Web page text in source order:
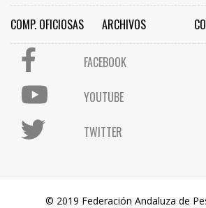
COMP. OFICIOSAS ARCHIVOS
FACEBOOK
YOUTUBE
TWITTER
© 2019 Federación Andaluza de